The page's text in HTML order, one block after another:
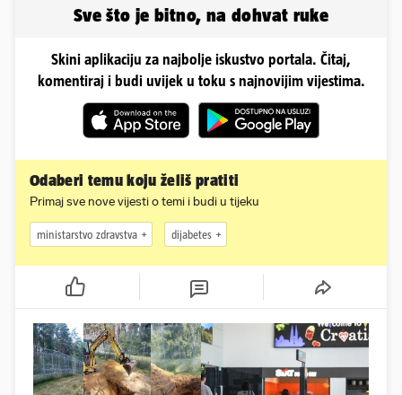
Sve što je bitno, na dohvat ruke
Skini aplikaciju za najbolje iskustvo portala. Čitaj,
komentiraj i budi uvijek u toku s najnovijim vijestima.
Odaberi temu koju želiš pratiti
Primaj sve nove vijesti o temi i budi u tijeku
ministarstvo zdravstva dijabetes